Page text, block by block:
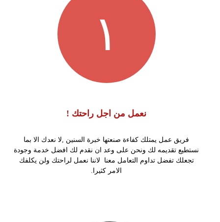
١
نعمل من اجل راحتك !
فريق عمل يمتلك كفاءة صنعتها خبرة السنين ,لا نعدك الا بما
نستطيع تقديمه لك ونحن على وعد ان نقدم لك افضل خدمة وجودة
تجعلك تفضل تداوم التعامل معنا
لاننا نعمل لراحتك ولن يكلفك
الامر كثيرا.